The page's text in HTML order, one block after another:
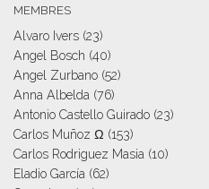
MEMBRES
Alvaro Ivers (23)
Angel Bosch (40)
Angel Zurbano (52)
Anna Albelda (76)
Antonio Castello Guirado (23)
Carlos Muñoz Ω (153)
Carlos Rodriguez Masia (10)
Eladio García (62)